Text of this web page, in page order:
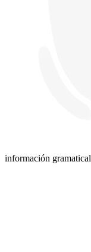
información gramatical